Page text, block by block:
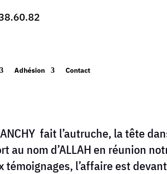
Adhésion Contact
fait l’autruche, la tête
au nom d’ALLAH en réunion
témoignages, l’affaire est